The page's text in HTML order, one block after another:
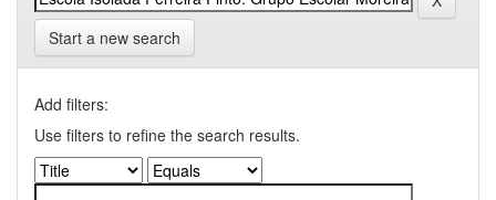
Start a new search
Add filters:
Use filters to refine the search results.